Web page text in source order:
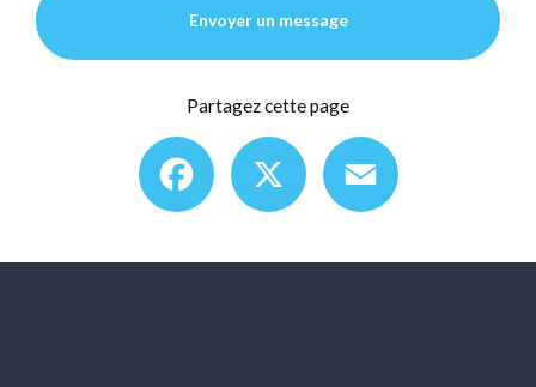
Envoyer un message
Partagez cette page
Facebook